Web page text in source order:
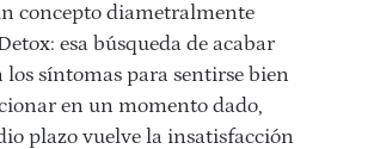
concepto diametralmente
esa búsqueda de acabar
los síntomas para sentirse bien
en un momento dado,
plazo vuelve la insatisfacción